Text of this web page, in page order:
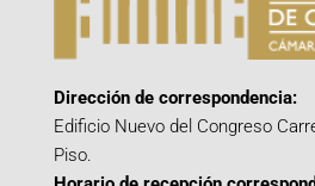
Dirección de correspondencia:
Edificio Nuevo del Congreso
Piso.